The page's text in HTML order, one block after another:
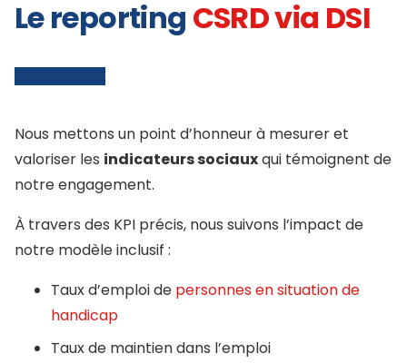
Le reporting CSRD via DSI
Nous mettons un point d’honneur à mesurer et
valoriser les indicateurs sociauxqui témoignent de
notre engagement.
À travers des KPI précis, nous suivons l’impact de
notre modèle inclusif :
Taux d’emploi de personnes en situation de
handicap
Taux de maintien dans l’emploi